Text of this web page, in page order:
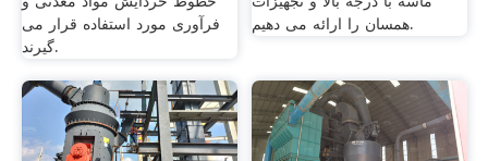
فرآوری مورد استفاده قرار می
گیرند.
همسان را ارائه می دهیم.